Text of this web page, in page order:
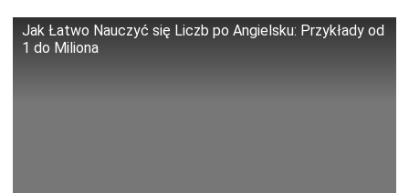
Jak Łatwo Nauczyć się Liczb po Angielsku: Przykłady od
1 do Miliona